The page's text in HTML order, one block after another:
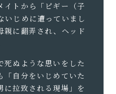
イトから「ピギー（子
いじめに遭っていまし
親に翻弄され、ヘッド
死ぬような思いをした
「自分をいじめていた
に拉致される現場」を